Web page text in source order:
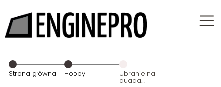
Strona główna Hobby Ubranie na
quada